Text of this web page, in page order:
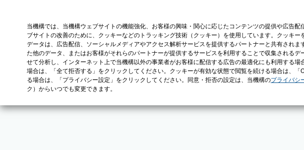
当機構では、当機構ウェブサイトの機能強化、お客様の興味・関心に応じたコンテンツの提供や広告
ブサイトの改善のために、クッキーなどのトラッキング技術（クッキー）を使用しています。クッキ
データは、広告配信、ソーシャルメディアやアクセス解析サービスを提供するパートナーと共有され
た他のデータ、またはお客様がそれらのパートナーが提供するサービスを利用することで収集される
せて分析し、インターネット上で当機構以外の事業者がお客様に配信する広告の最適化にも利用する
場合は、「全て拒否する」をクリックしてください。クッキーが有効な状態で閲覧を続ける場合は、
る場合は、「プライバシー設定」をクリックしてください。同意・拒否の設定は、当機構のプライバシ
ク）からいつでも変更できます。